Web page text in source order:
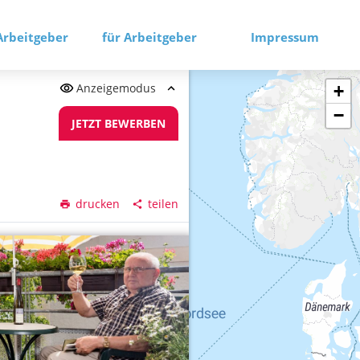
für Arbeitgeber Impressum
Anzeigemodus
JETZT BEWERBEN
drucken teilen
+
−